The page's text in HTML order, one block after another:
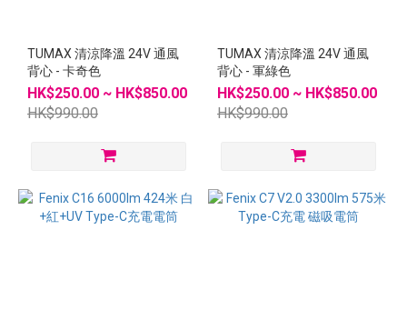
TUMAX 清涼降溫 24V 通風
背心 - 卡奇色
HK$250.00 ~ HK$850.00
HK$990.00
TUMAX 清涼降溫 24V 通風
背心 - 軍綠色
HK$250.00 ~ HK$850.00
HK$990.00